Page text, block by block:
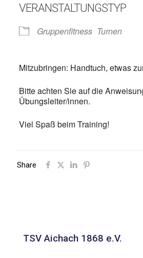
VERANSTALTUNGSTYP
Gruppenfitness Turnen
Mitzubringen: Handtuch, etwas
Bitte achten Sie auf die
Übungsleiter/innen.
Viel Spaß beim Training!
Share
TSV Aichach 1868 e.V.